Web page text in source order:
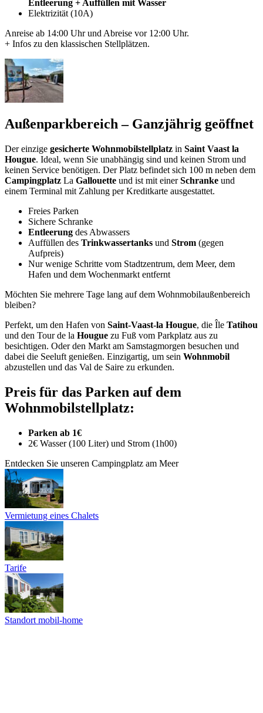
Entleerung + Auffüllen mit Wasser
Elektrizität (10A)
Anreise ab 14:00 Uhr und Abreise vor 12:00 Uhr.
+ Infos zu den klassischen Stellplätzen.
Außenparkbereich – Ganzjährig geöffnet
Der einzige gesicherte Wohnmobilstellplatz in Saint Vaast la
Hougue. Ideal, wenn Sie unabhängig sind und keinen Strom und
keinen Service benötigen. Der Platz befindet sich 100 m neben dem
Campingplatz La Gallouette und ist mit einerSchranke und
einem Terminal mit Zahlung per Kreditkarte ausgestattet.
Freies Parken
Sichere Schranke
Entleerung des Abwassers
Auffüllen des Trinkwassertanks und Strom (gegen
Aufpreis)
Nur wenige Schritte vom Stadtzentrum, dem Meer, dem
Hafen und dem Wochenmarkt entfernt
Möchten Sie mehrere Tage lang auf dem Wohnmobilaußenbereich
bleiben?
Perfekt, um den Hafen von Saint-Vaast-la Hougue, die Île Tatihou
und den Tour de la Hougue zu Fuß vom Parkplatz aus zu
besichtigen. Oder den Markt am Samstagmorgen besuchen und
dabei die Seeluft genießen. Einzigartig, um sein Wohnmobil
abzustellen und das Val de Saire zu erkunden.
Preis für das Parken auf dem
Wohnmobilstellplatz:
Parken ab 1€
2€ Wasser (100 Liter) und Strom (1h00)
Entdecken Sie unseren Campingplatz am Meer
Vermietung eines Chalets
Tarife
Standort mobil-home